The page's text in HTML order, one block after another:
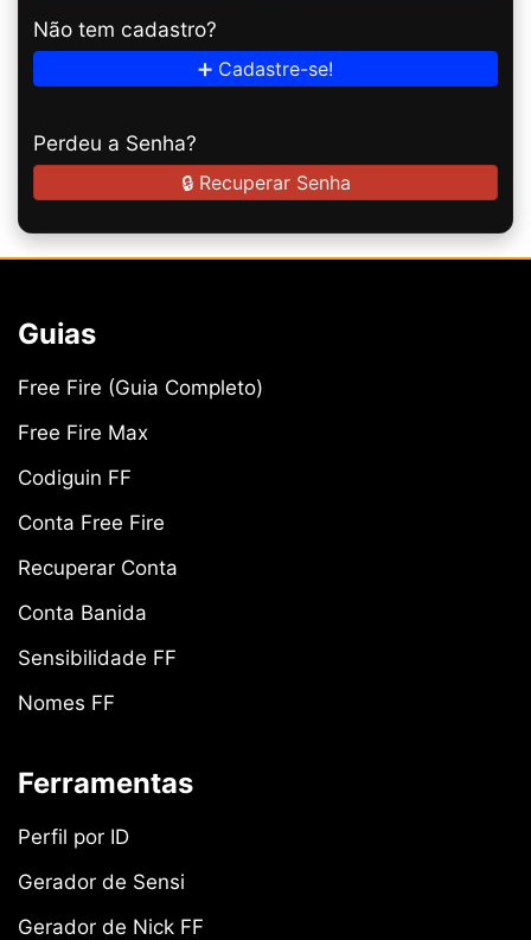
Não tem cadastro?
➕ Cadastre-se!
Perdeu a Senha?
🔒 Recuperar Senha
Guias
Free Fire (Guia Completo)
Free Fire Max
Codiguin FF
Conta Free Fire
Recuperar Conta
Conta Banida
Sensibilidade FF
Nomes FF
Ferramentas
Perfil por ID
Gerador de Sensi
Gerador de Nick FF